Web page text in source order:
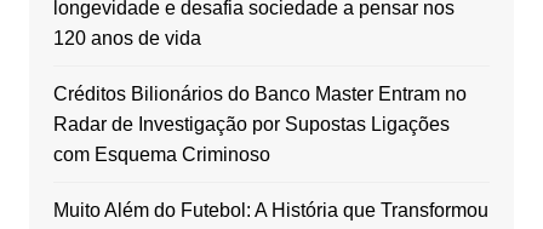
longevidade e desafia sociedade a pensar nos
120 anos de vida
Créditos Bilionários do Banco Master Entram no
Radar de Investigação por Supostas Ligações
com Esquema Criminoso
Muito Além do Futebol: A História que Transformou